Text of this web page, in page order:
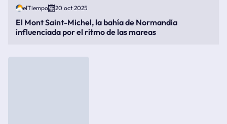
elTiempo 20 oct 2025
El Mont Saint-Michel, la bahía de Normandía
influenciada por el ritmo de las mareas